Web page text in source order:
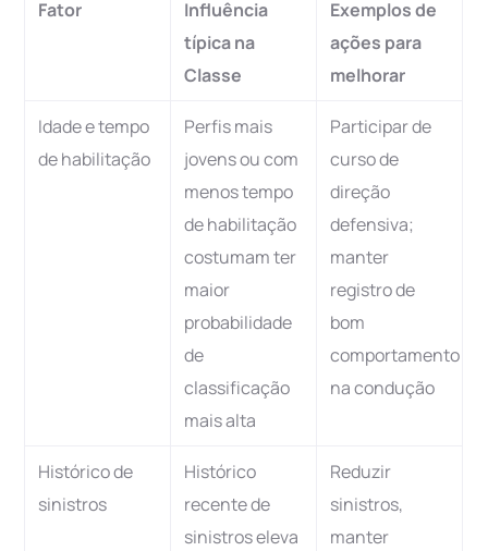
Fator
Influência
típica na
Classe
Exemplos de
ações para
melhorar
Idade e tempo
de habilitação
Perfis mais
jovens ou com
menos tempo
de habilitação
costumam ter
maior
probabilidade
de
classificação
mais alta
Participar de
curso de
direção
defensiva;
manter
registro de
bom
comportamento
na condução
Histórico de
sinistros
Histórico
recente de
sinistros eleva
Reduzir
sinistros,
manter